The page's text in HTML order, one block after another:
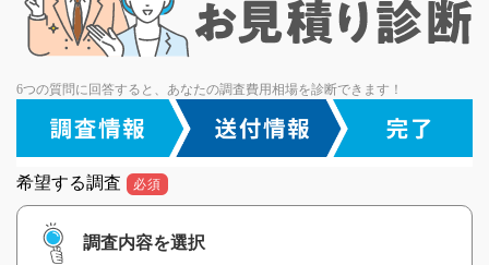
6つの質問に回答すると、あなたの調査費用相場を診断できます！
希望する調査 必須